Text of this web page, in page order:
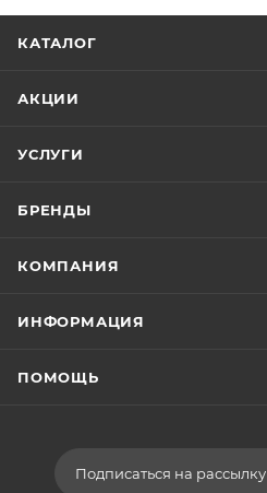
КАТАЛОГ
АКЦИИ
УСЛУГИ
БРЕНДЫ
КОМПАНИЯ
ИНФОРМАЦИЯ
ПОМОЩЬ
Подписаться на рассылку